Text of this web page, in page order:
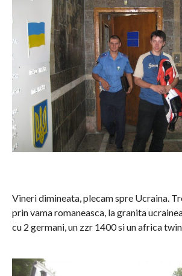
Vineri dimineata, plecam spre Ucraina.
prin vama romaneasca, la granita
cu 2 germani, un zzr 1400 si un africa